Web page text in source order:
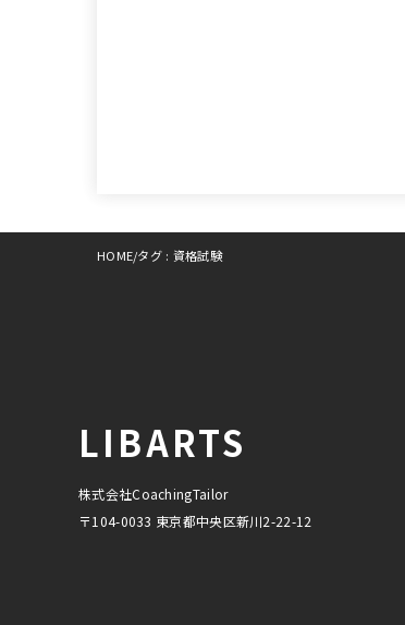
HOME タグ : 資格試験
LIBARTS
株式会社CoachingTailor
〒104-0033 東京都中央区新川2-22-12